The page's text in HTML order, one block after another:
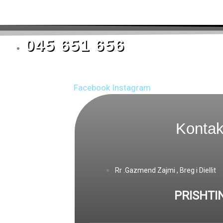
045 651 656
Facebook Instagram
Rr .Gazmend Zajmi , Breg i Diellit